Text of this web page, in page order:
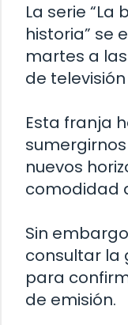
La serie
historia” se
martes a
de televisión
Esta franja
nuevos
comodidad
Sin
consultar la
para
de emisión.